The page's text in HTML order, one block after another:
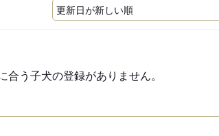
合う子犬の登録がありません。